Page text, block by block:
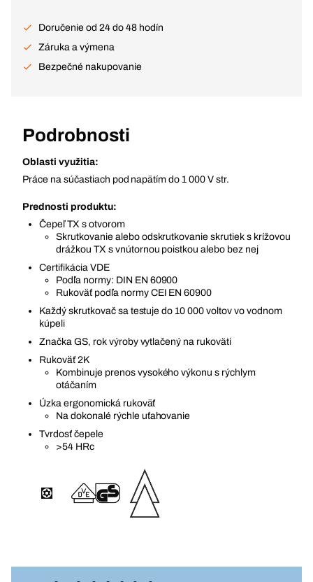
Doručenie od 24 do 48 hodín
Záruka a výmena
Bezpečné nakupovanie
Podrobnosti
Oblasti využitia:
Práce na súčastiach pod napätím do 1 000 V str.
Prednosti produktu:
Čepeľ TX s otvorom
Skrutkovanie alebo odskrutkovanie skrutiek s krížovou
drážkou TX s vnútornou poistkou alebo bez nej
Certifikácia VDE
Podľa normy: DIN EN 60900
Rukoväť podľa normy CEI EN 60900
Každý skrutkovač sa testuje do 10 000 voltov vo vodnom
kúpeli
Značka GS, rok výroby vytlačený na rukoväti
Rukoväť 2K
Kombinuje prenos vysokého výkonu s rýchlym
otáčaním
Úzka ergonomická rukoväť
Na dokonalé rýchle uťahovanie
Tvrdosť čepele
>54 HRc